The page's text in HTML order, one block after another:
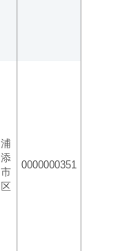
浦
添
市
区
0000000351